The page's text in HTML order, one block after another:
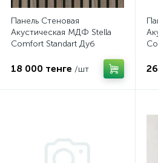
Панель Стеновая
Акустическая МДФ Stella
Comfort Standart Дуб
(уп.1шт.)
18 000 тенге /шт